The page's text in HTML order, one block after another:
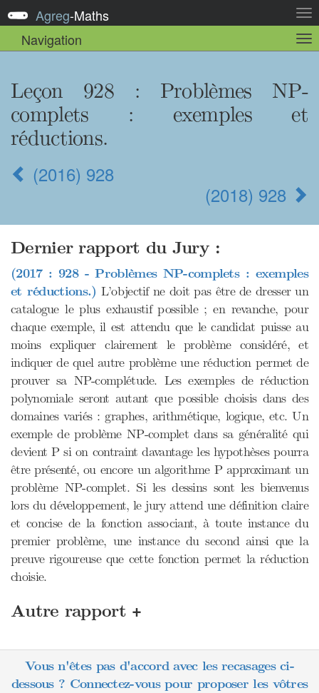
la
Agreg-Maths
Navigation
la
Leçon 928 : Problèmes NP-
complets : exemples et
réductions.
(2016) 928
(2018) 928
Dernier rapport du Jury :
(2017 : 928 - Problèmes NP-complets : exemples
et réductions.) L’objectif ne doit pas être de dresser un
catalogue le plus exhaustif possible ; en revanche, pour
chaque exemple, il est attendu que le candidat puisse au
moins expliquer clairement le problème considéré, et
indiquer de quel autre problème une réduction permet de
prouver sa NP-complétude. Les exemples de réduction
polynomiale seront autant que possible choisis dans des
domaines variés : graphes, arithmétique, logique, etc. Un
exemple de problème NP-complet dans sa généralité qui
devient P si on contraint davantage les hypothèses pourra
être présenté, ou encore un algorithme P approximant un
problème NP-complet. Si les dessins sont les bienvenus
lors du développement, le jury attend une définition claire
et concise de la fonction associant, à toute instance du
premier problème, une instance du second ainsi que la
preuve rigoureuse que cette fonction permet la réduction
choisie.
Autre rapport +
Vous n'êtes pas d'accord avec les recasages ci-
dessous ? Connectez-vous pour proposer les vôtres